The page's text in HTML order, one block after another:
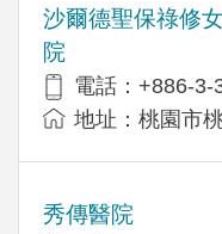
沙爾德聖保祿修
院
電話：+886-3-
地址：桃園市
秀傳醫院